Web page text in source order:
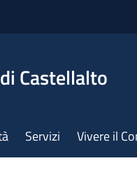
Castellalto
Servizi Vivere il